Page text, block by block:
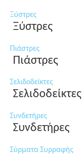
Ξύστρες
Ξύστρες
Πιάστρες
Πιάστρες
Σελιδοδείκτες
Σελιδοδείκτες
Συνδετήρες
Συνδετήρες
Σύρματα Συρραφής